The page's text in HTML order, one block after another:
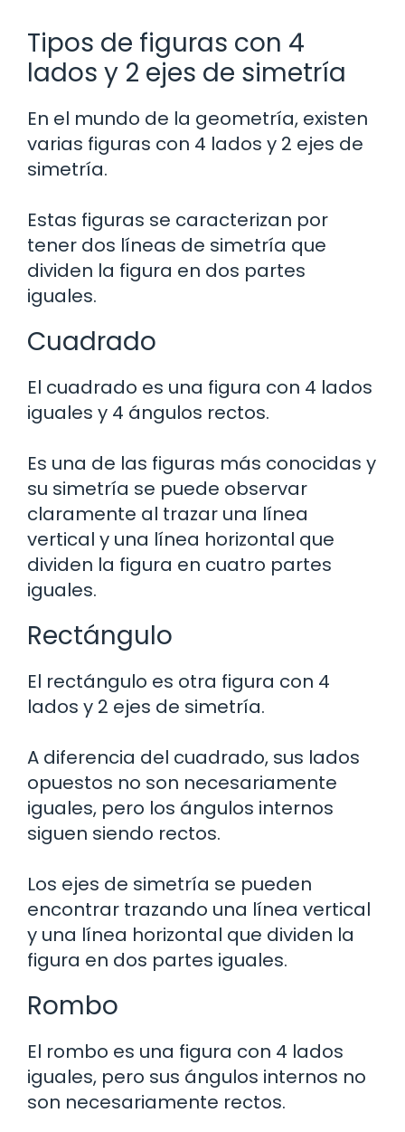
Tipos de figuras con 4
lados y 2 ejes de simetría
En el mundo de la geometría, existen
varias figuras con 4 lados y 2 ejes de
simetría.
Estas figuras se caracterizan por
tener dos líneas de simetría que
dividen la figura en dos partes
iguales.
Cuadrado
El cuadrado es una figura con 4 lados
iguales y 4 ángulos rectos.
Es una de las figuras más conocidas y
su simetría se puede observar
claramente al trazar una línea
vertical y una línea horizontal que
dividen la figura en cuatro partes
iguales.
Rectángulo
El rectángulo es otra figura con 4
lados y 2 ejes de simetría.
A diferencia del cuadrado, sus lados
opuestos no son necesariamente
iguales, pero los ángulos internos
siguen siendo rectos.
Los ejes de simetría se pueden
encontrar trazando una línea vertical
y una línea horizontal que dividen la
figura en dos partes iguales.
Rombo
El rombo es una figura con 4 lados
iguales, pero sus ángulos internos no
son necesariamente rectos.